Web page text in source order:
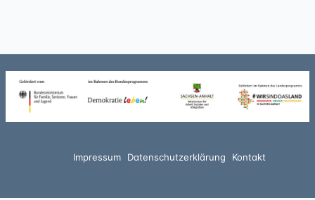
Impressum Datenschutzerklärung Kontakt